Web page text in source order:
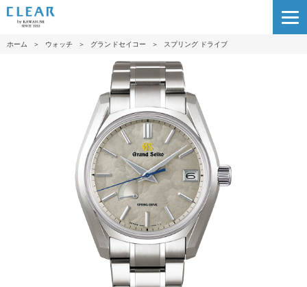
ホーム ＞ ウォッチ ＞ グランドセイコー ＞ スプリング ドライブ